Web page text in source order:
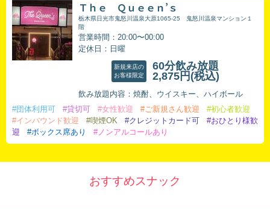
Ｔｈｅ Ｑｕｅｅｎ’ｓ
栃木県日光市鬼怒川温泉大原1065-25 鬼怒川温泉マンション１
階
営業時間：20:00〜00:00
定休日：日曜
新規来店の
お客様限定
60分飲み放題
2,875円 (税込)
飲み放題内容：焼酎、ウイスキー、ハイボール
#団体利用可
#貸切可 #女性歓迎 #ご新規さん歓迎
#初心者歓迎
#インバウンド歓迎
#喫煙OK #クレジットカード可
#おひとり様歓
迎
#ボックス席あり #ノンアルコールあり
おすすめスナック